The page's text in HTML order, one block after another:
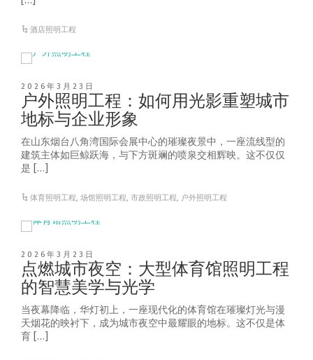
酒店照明工程
2026年3月23日
户外照明工程：如何用光影重塑城市
地标与企业形象
在山东烟台八角湾国际会展中心的璀璨夜景中，一座流线型的
建筑主体如巨鲸跃海，与下方斑斓的喷泉交相辉映。这不仅仅
是 […]
体育照明工程,场馆照明工程,市政照明工程, 户外照明工程
2026年3月23日
点燃城市夜空：大型体育馆照明工程
的智慧美学与光学
当夜幕降临，华灯初上，一座现代化的体育馆在璀璨灯光与漫
天烟花的映衬下，成为城市夜空中最耀眼的地标。这不仅是体
育 […]